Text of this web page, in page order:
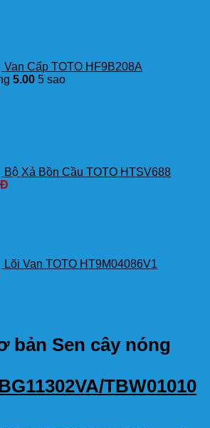
Van Cấp TOTO HF9B208A
5.00 5 sao
Bộ Xả Bồn Cầu TOTO HTSV688
Lõi Van TOTO HT9M04086V1
bản Sen cây nóng
TBW01010